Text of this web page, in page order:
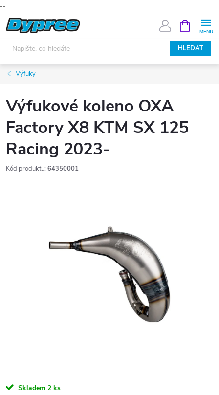
--
Přejít
na
obsah
HLEDAT
NÁKUPNÍ
KOŠÍK
Výfuky
Výfukové koleno OXA
Factory X8 KTM SX 125
Racing 2023-
Kód produktu: 64350001
Skladem 2 ks